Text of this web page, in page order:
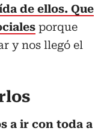
de ellos. Que
porque
y nos llegó el
a ir con toda a